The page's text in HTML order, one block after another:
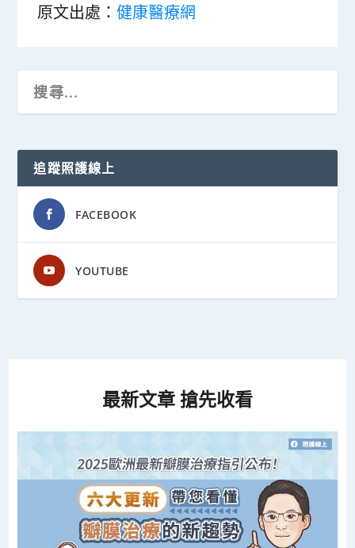
原文出處：健康醫療網
追蹤照護線上
FACEBOOK
YOUTUBE
最新文章 搶先收看